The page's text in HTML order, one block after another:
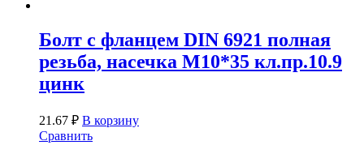
Болт с фланцем DIN 6921 полная
резьба, насечка М10*35 кл.пр.10.9
цинк
21.67 ₽ В корзину
Сравнить